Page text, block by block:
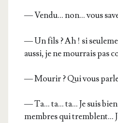
— Ven­du… non… vous
— Un fils ? Ah ! si
aus­si, je ne mour­rais pas
— Mou­rir ? Qui vous
— Ta… ta… ta… Je suis
membres qui tremblent…